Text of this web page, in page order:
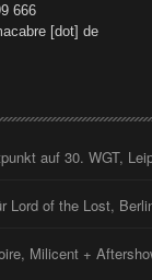
666
[dot] de
auf 30. WGT,
Lord of the Lost,
Milicent +